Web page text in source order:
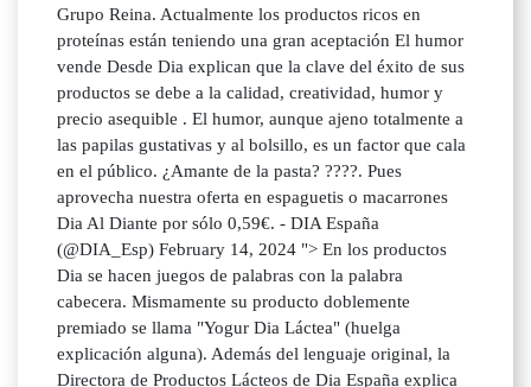
Grupo Reina. Actualmente los productos ricos en
proteínas están teniendo una gran aceptación El humor
vende Desde Dia explican que la clave del éxito de sus
productos se debe a la calidad, creatividad, humor y
precio asequible . El humor, aunque ajeno totalmente a
las papilas gustativas y al bolsillo, es un factor que cala
en el público. ¿Amante de la pasta? ????. Pues
aprovecha nuestra oferta en espaguetis o macarrones
Dia Al Diante por sólo 0,59€. - DIA España
(@DIA_Esp) February 14, 2024 "> En los productos
Dia se hacen juegos de palabras con la palabra
cabecera. Mismamente su producto doblemente
premiado se llama "Yogur Dia Láctea" (huelga
explicación alguna). Además del lenguaje original, la
Directora de Productos Lácteos de Dia España explica